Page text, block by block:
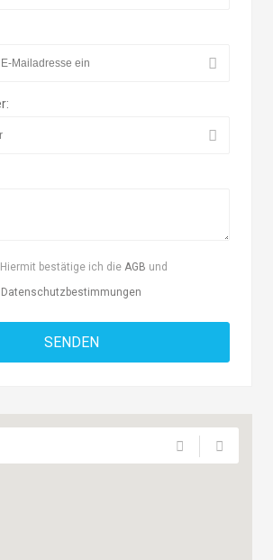
Hiermit bestätige ich die AGB und
Datenschutzbestimmungen